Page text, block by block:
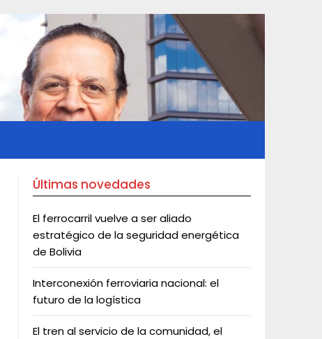
Últimas novedades
El ferrocarril vuelve a ser aliado
estratégico de la seguridad energética
de Bolivia
Interconexión ferroviaria nacional: el
futuro de la logística
El tren al servicio de la comunidad, el